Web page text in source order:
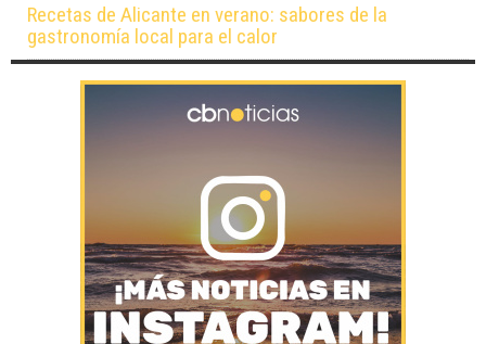
Recetas de Alicante en verano: sabores de la
gastronomía local para el calor